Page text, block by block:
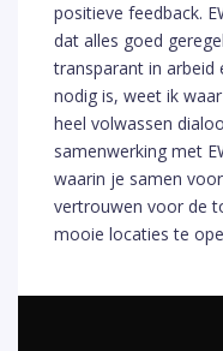
positieve feedback.
dat alles goed
transparant in arbeid
nodig is, weet ik
heel volwassen
samenwerking met
waarin je samen
vertrouwen voor de
mooie locaties te